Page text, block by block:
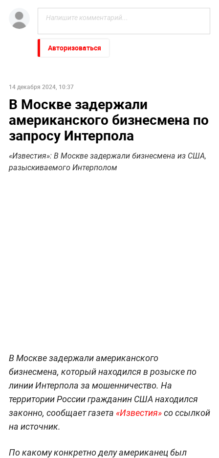
Авторизоваться
14 декабря 2024, 10:37
В Москве задержали
американского бизнесмена по
запросу Интерпола
«Известия»: В Москве задержали бизнесмена из США,
разыскиваемого Интерполом
В Москве задержали американского
бизнесмена, который находился в розыске по
линии Интерпола за мошенничество. На
территории России гражданин США находился
законно, сообщает газета «Известия»со ссылкой
на источник.
По какому конкретно делу американец был